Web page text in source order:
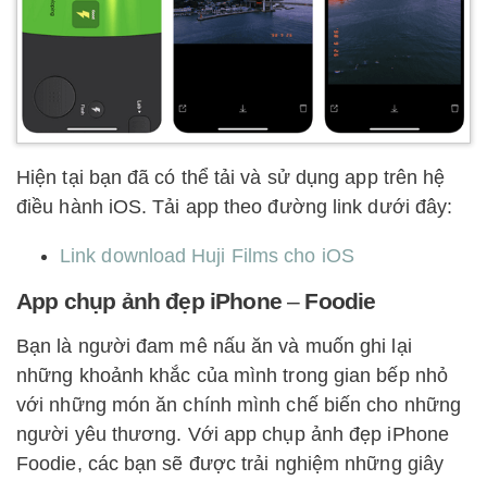
Hiện tại bạn đã có thể tải và sử dụng app trên hệ
điều hành iOS. Tải app theo đường link dưới đây:
Link download Huji Films cho iOS
App chụp ảnh đẹp iPhone– Foodie
Bạn là người đam mê nấu ăn và muốn ghi lại
những khoảnh khắc của mình trong gian bếp nhỏ
với những món ăn chính mình chế biến cho những
người yêu thương. Với app chụp ảnh đẹp iPhone
Foodie, các bạn sẽ được trải nghiệm những giây